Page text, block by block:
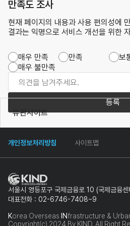
만족도 조사
현재 페이지의 내용과 사용 편의성에
결과는 익명으로 서비스 개선을 위한
매우 만족 만족 보
매우 불만족
등록
개인정보처리방침 사이트맵
유관사이트
서울시 영등포구 국제금융로 10 (국제금융
대표전화 : 02-6746-7408~9
Korea Overseas INfrastructure &
Copyright(c) 2024 By KIND. All Right